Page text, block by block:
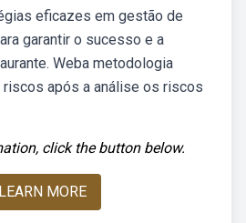
eficazes em gestão de
garantir o sucesso e a
Weba metodologia
após a análise os riscos
click the button below.
LEARN MORE